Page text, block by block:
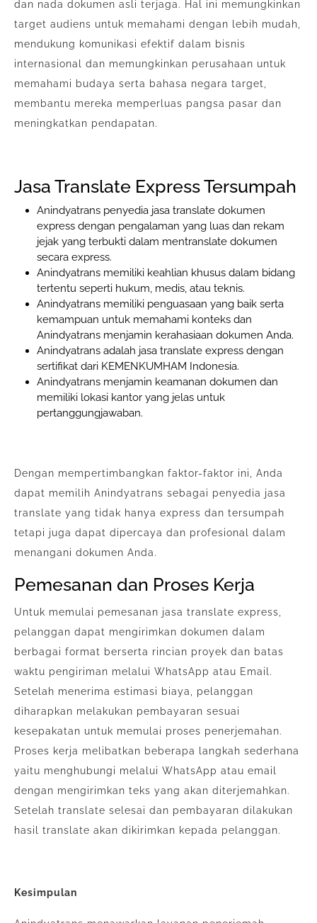
dan nada dokumen asli terjaga. Hal ini memungkinkan
target audiens untuk memahami dengan lebih mudah,
mendukung komunikasi efektif dalam bisnis
internasional dan memungkinkan perusahaan untuk
memahami budaya serta bahasa negara target,
membantu mereka memperluas pangsa pasar dan
meningkatkan pendapatan.
Jasa Translate Express Tersumpah
Anindyatrans penyedia jasa translate dokumen
express dengan pengalaman yang luas dan rekam
jejak yang terbukti dalam mentranslate dokumen
secara express.
Anindyatrans memiliki keahlian khusus dalam bidang
tertentu seperti hukum, medis, atau teknis.
Anindyatrans memiliki penguasaan yang baik serta
kemampuan untuk memahami konteks dan
Anindyatrans menjamin kerahasiaan dokumen Anda.
Anindyatrans adalah jasa translate express dengan
sertifikat dari KEMENKUMHAM Indonesia.
Anindyatrans menjamin keamanan dokumen dan
memiliki lokasi kantor yang jelas untuk
pertanggungjawaban.
Dengan mempertimbangkan faktor-faktor ini, Anda
dapat memilih Anindyatrans sebagai penyedia jasa
translate yang tidak hanya express dan tersumpah
tetapi juga dapat dipercaya dan profesional dalam
menangani dokumen Anda.
Pemesanan dan Proses Kerja
Untuk memulai pemesanan jasa translate express,
pelanggan dapat mengirimkan dokumen dalam
berbagai format berserta rincian proyek dan batas
waktu pengiriman melalui WhatsApp atau Email.
Setelah menerima estimasi biaya, pelanggan
diharapkan melakukan pembayaran sesuai
kesepakatan untuk memulai proses penerjemahan.
Proses kerja melibatkan beberapa langkah sederhana
yaitu menghubungi melalui WhatsApp atau email
dengan mengirimkan teks yang akan diterjemahkan.
Setelah translate selesai dan pembayaran dilakukan
hasil translate akan dikirimkan kepada pelanggan.
Kesimpulan